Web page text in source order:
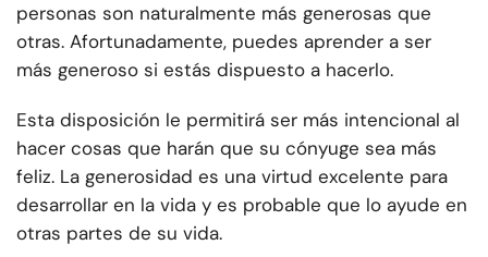
personas son naturalmente más generosas que
otras. Afortunadamente, puedes aprender a ser
más generoso si estás dispuesto a hacerlo.
Esta disposición le permitirá ser más intencional al
hacer cosas que harán que su cónyuge sea más
feliz. La generosidad es una virtud excelente para
desarrollar en la vida y es probable que lo ayude en
otras partes de su vida.